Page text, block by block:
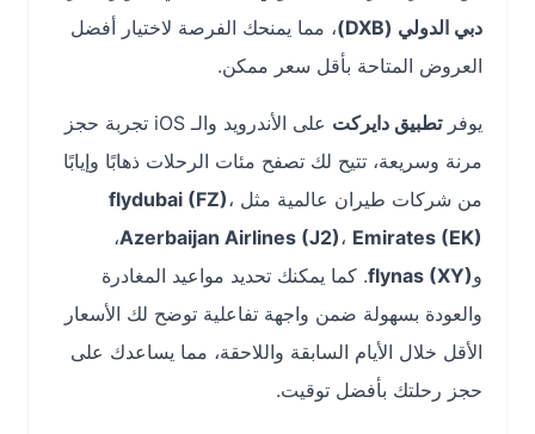
دبي الدولي (DXB)
، مما يمنحك الفرصة لاختيار أفضل
العروض المتاحة بأقل سعر ممكن.
تطبيق دايركت
على الأندرويد والـ iOS تجربة حجز
مرنة وسريعة، تتيح لك تصفح مئات الرحلات ذهابًا وإيابًا
من شركات طيران عالمية مثل flydubai (FZ) ،
Azerbaijan Airlines (J2)،Emirates (EK)
،
flynas (XY). كما يمكنك تحديد مواعيد المغادرة
والعودة بسهولة ضمن واجهة تفاعلية توضح لك الأسعار
الأقل خلال الأيام السابقة واللاحقة، مما يساعدك على
حجز رحلتك بأفضل توقيت.